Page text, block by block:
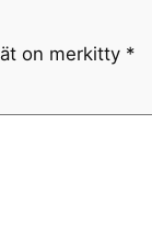
on merkitty *